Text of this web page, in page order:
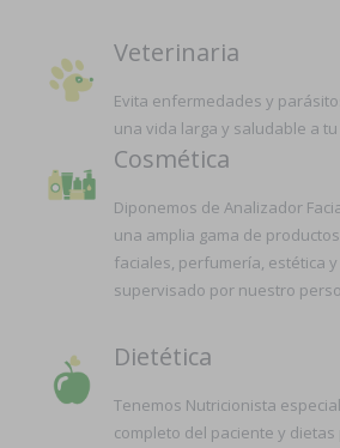
Veterinaria
Evita enfermedades y
una vida larga y saludable a
Cosmética
Diponemos de Analizador
una amplia gama de
faciales, perfumería, estética
supervisado por nuestro
Dietética
Tenemos Nutricionista
completo del paciente y